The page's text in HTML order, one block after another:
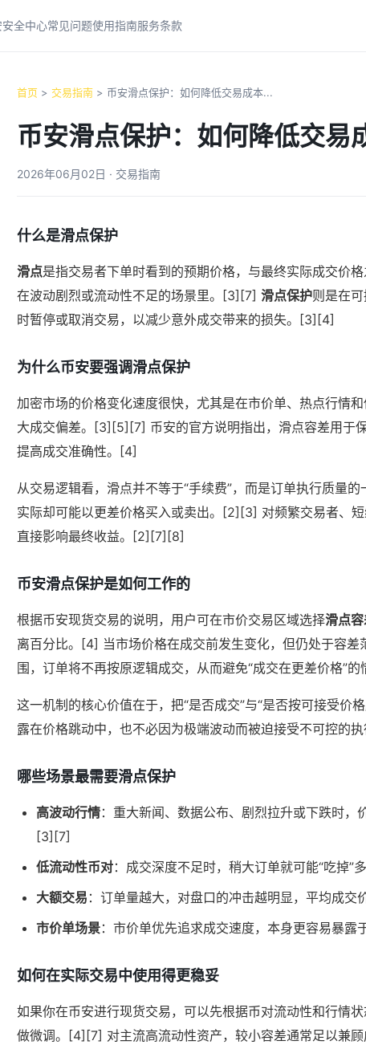
安全中心常见问题使用指南服务条款
首页 > 交易指南 > 币安滑点保护：如何降低交易成本...
币安滑点保护：如何降低交易
2026年06月02日 · 交易指南
什么是滑点保护
滑点是指交易者下单时看到的预期价格，与最终实际成交价
在波动剧烈或流动性不足的场景里。[3][7] 滑点保护则是在
时暂停或取消交易，以减少意外成交带来的损失。[3][4]
为什么币安要强调滑点保护
加密市场的价格变化速度很快，尤其是在市价单、热点行情
大成交偏差。[3][5][7] 币安的官方说明指出，滑点容差用于
提高成交准确性。[4]
从交易逻辑看，滑点并不等于“手续费”，而是订单执行质量
实际却可能以更差价格买入或卖出。[2][3] 对频繁交易者、
直接影响最终收益。[2][7][8]
币安滑点保护是如何工作的
根据币安现货交易的说明，用户可在市价交易区域选择滑点
离百分比。[4] 当市场价格在成交前发生变化，但仍处于容
围，订单将不再按原逻辑成交，从而避免“成交在更差价格”的
这一机制的核心价值在于，把“是否成交”与“是否按可接受价
露在价格跳动中，也不必因为极端波动而被迫接受不可控的
哪些场景最需要滑点保护
高波动行情：重大新闻、数据公布、剧烈拉升或下跌时，
[3][7]
低流动性币对：成交深度不足时，稍大订单就可能“吃掉
大额交易 ：订单量越大，对盘口的冲击越明显，平均成
市价单场景：市价单优先追求成交速度，本身更容易暴
如何在实际交易中使用得更稳妥
如果你在币安进行现货交易，可以先根据币对流动性和行情
做微调。[4][7] 对主流高流动性资产，较小容差通常足以兼